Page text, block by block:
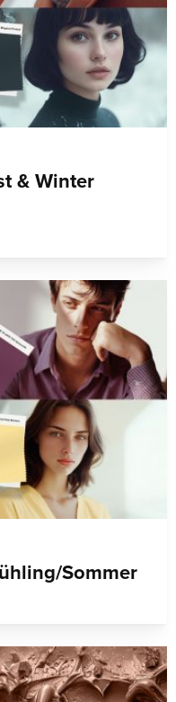
& Winter
Sommer